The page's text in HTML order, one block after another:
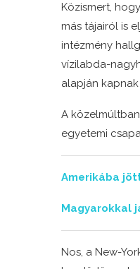
Közismert,
más tájairól is
intézmény
vízilabda-
alapján
A
egyetemi
Amerikába
Magyarokkal
Nos, a New-